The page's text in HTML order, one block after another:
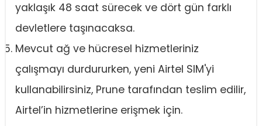
yaklaşık 48 saat sürecek ve dört gün farklı
devletlere taşınacaksa.
Mevcut ağ ve hücresel hizmetleriniz
çalışmayı durdururken, yeni Airtel SIM'yi
kullanabilirsiniz, Prune tarafından teslim edilir,
Airtel’in hizmetlerine erişmek için.